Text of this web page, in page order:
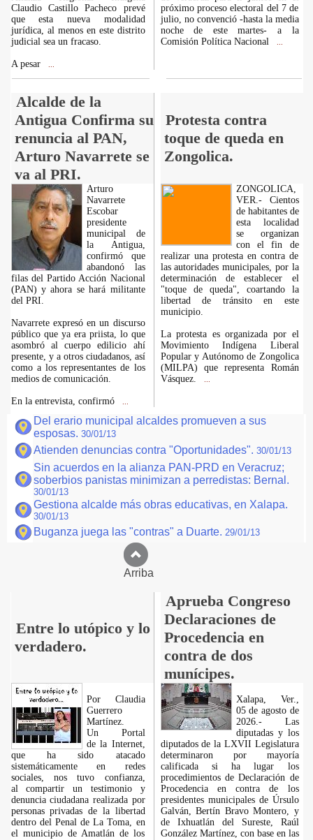
Claudio Castillo Pacheco prevé
que esta nueva modalidad
jurídica, al menos en este distrito
judicial sea un fracaso.
A pesar
próximo proceso electoral del 7 de
julio, no convenció -hasta la media
noche de este martes- a la
Comisión Política Nacional
Alcalde de la
Antigua Confirma su
renuncia al PAN,
Arturo Navarrete se
va al PRI.
Protesta contra
toque de queda en
Zongolica.
Arturo
Navarrete
Escobar
presidente
municipal de
la Antigua,
confirmó que
abandonó las
filas del Partido Acción Nacional
(PAN) y ahora se hará militante
del PRI.
Navarrete expresó en un discurso
público que ya era priista, lo que
asombró al cuerpo edilicio ahí
presente, y a otros ciudadanos, así
como a los representantes de los
medios de comunicación.
En la entrevista, confirmó
ZONGOLICA,
VER.- Cientos
de habitantes de
esta localidad
se organizan
con el fin de
realizar una protesta en contra de
las autoridades municipales, por la
determinación de establecer el
"toque de queda", coartando la
libertad de tránsito en este
municipio.
La protesta es organizada por el
Movimiento Indígena Liberal
Popular y Autónomo de Zongolica
(MILPA) que representa Román
Vásquez.
Del erario municipal alcaldes promueven a sus
esposas. 30/01/13
Atienden denuncias contra "Oportunidades". 30/01/13
Sin acuerdos en la alianza PAN-PRD en Veracruz;
soberbios panistas minimizan a perredistas: Bernal.
30/01/13
Gestiona alcalde más obras educativas, en Xalapa.
30/01/13
Buganza juega las "contras" a Duarte. 29/01/13
Arriba
Entre lo utópico y lo
verdadero.
Aprueba Congreso
Declaraciones de
Procedencia en
contra de dos
munícipes.
Por Claudia
Guerrero
Martínez.
​Un Portal
de la Internet,
que ha sido atacado
sistemáticamente en redes
sociales, nos tuvo confianza,
al compartir un testimonio y
denuncia ciudadana realizada por
personas privadas de la libertad
dentro del Penal de La Toma, en
el municipio de Amatlán de los
Xalapa, Ver.,
05 de agosto de
2026.- Las
diputadas y los
diputados de la LXVII Legislatura
determinaron por mayoría
calificada si ha lugar los
procedimientos de Declaración de
Procedencia en contra de los
presidentes municipales de Úrsulo
Galván, Bertín Bravo Montero, y
de Ixhuatlán del Sureste, Raúl
González Martínez, con base en las